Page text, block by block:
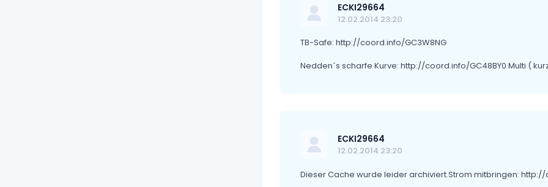
ECKI29664
12.02.2014 23:20
TB-Safe: http://coord.info/GC3W8NG
Nedden´s scharfe Kurve: http://coord.info/GC48BY0 Multi (
ECKI29664
12.02.2014 23:20
Dieser Cache wurde leider archiviert.Strom mitbringen: